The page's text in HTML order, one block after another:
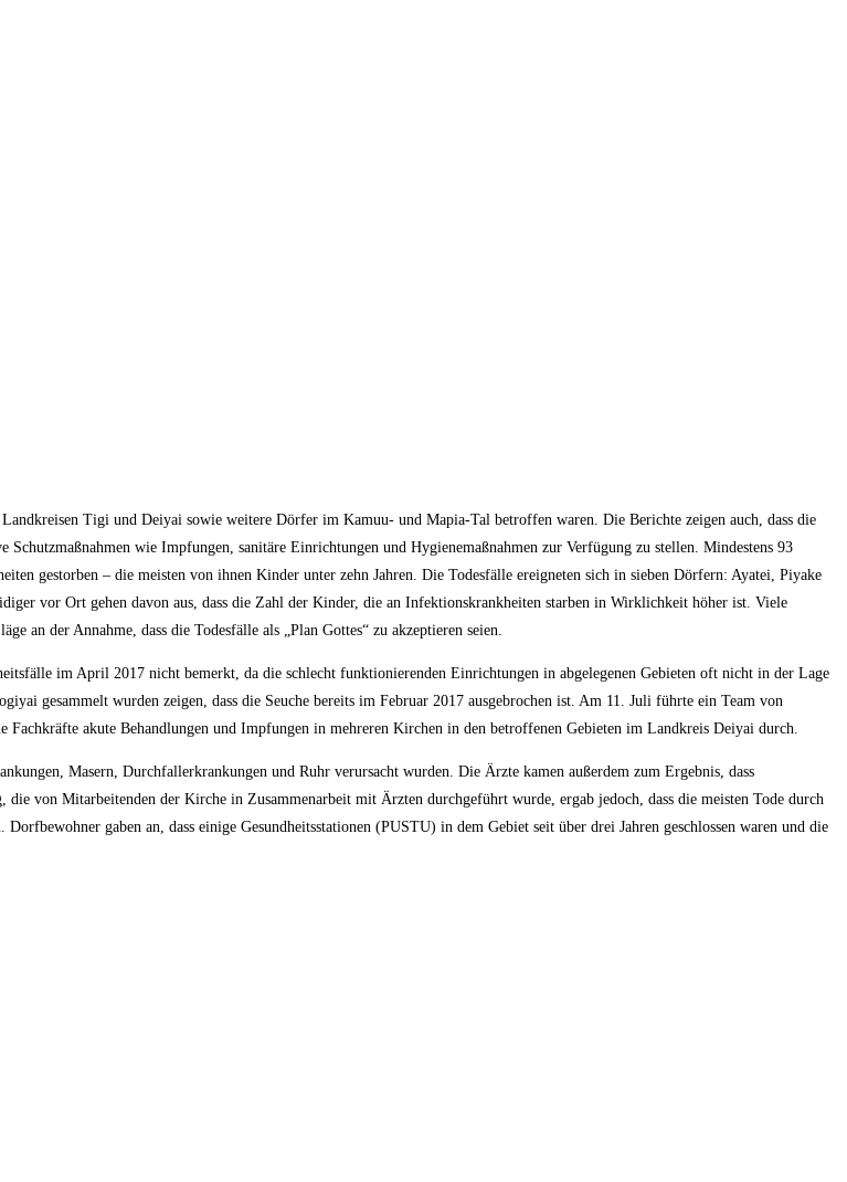
Tigi und Deiyai sowie weitere Dörfer im Kamuu- und Mapia-Tal betroffen waren. Die Berichte zeigen auch, dass die
wie Impfungen, sanitäre Einrichtungen und Hygienemaßnahmen zur Verfügung zu stellen. Mindestens 93
gestorben – die meisten von ihnen Kinder unter zehn Jahren. Die Todesfälle ereigneten sich in sieben Dörfern: Ayatei, Piyake
vor Ort gehen davon aus, dass die Zahl der Kinder, die an Infektionskrankheiten starben in Wirklichkeit höher ist. Viele
an der Annahme, dass die Todesfälle als „Plan Gottes“ zu akzeptieren seien.
im April 2017 nicht bemerkt, da die schlecht funktionierenden Einrichtungen in abgelegenen Gebieten oft nicht in der Lage
gesammelt wurden zeigen, dass die Seuche bereits im Februar 2017 ausgebrochen ist. Am 11. Juli führte ein Team von
akute Behandlungen und Impfungen in mehreren Kirchen in den betroffenen Gebieten im Landkreis Deiyai durch.
Masern, Durchfallerkrankungen und Ruhr verursacht wurden. Die Ärzte kamen außerdem zum Ergebnis, dass
von Mitarbeitenden der Kirche in Zusammenarbeit mit Ärzten durchgeführt wurde, ergab jedoch, dass die meisten Tode durch
gaben an, dass einige Gesundheitsstationen (PUSTU) in dem Gebiet seit über drei Jahren geschlossen waren und die